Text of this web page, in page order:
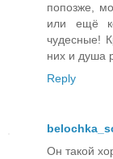
попозже,
или ещё
чудесные!
них и душа
Reply
Он такой